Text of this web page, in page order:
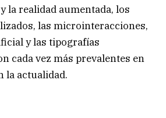
la realidad aumentada, los
las microinteracciones,
y las tipografías
cada vez más prevalentes en
la actualidad.